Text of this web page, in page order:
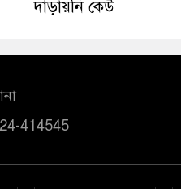
দাঁড়ায়নি কেউ
414545